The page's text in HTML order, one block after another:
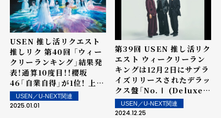
USEN 推し活リクエスト
推しリク 第40回 「ウィー
クリーランキング」結果発
表！通算10度目！！櫻坂
46「自業自得」が1位！ 上位
ランクイン楽曲は街中・店
内で配信！
USEN／U-NEXT関連
2025.01.01
第39回 USEN 推し活リク
エスト ウィークリーラン
キングは12月2日にサプラ
イズリリースされたデラッ
クス盤「No.Ⅰ (Deluxe)」
に収録されたNumber_i
の「HIRAKEGOMA」が1
USEN／U-NEXT関連
2024.12.25